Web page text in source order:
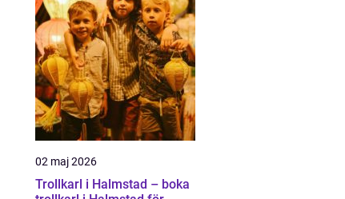
02 maj 2026
Trollkarl i Halmstad – boka